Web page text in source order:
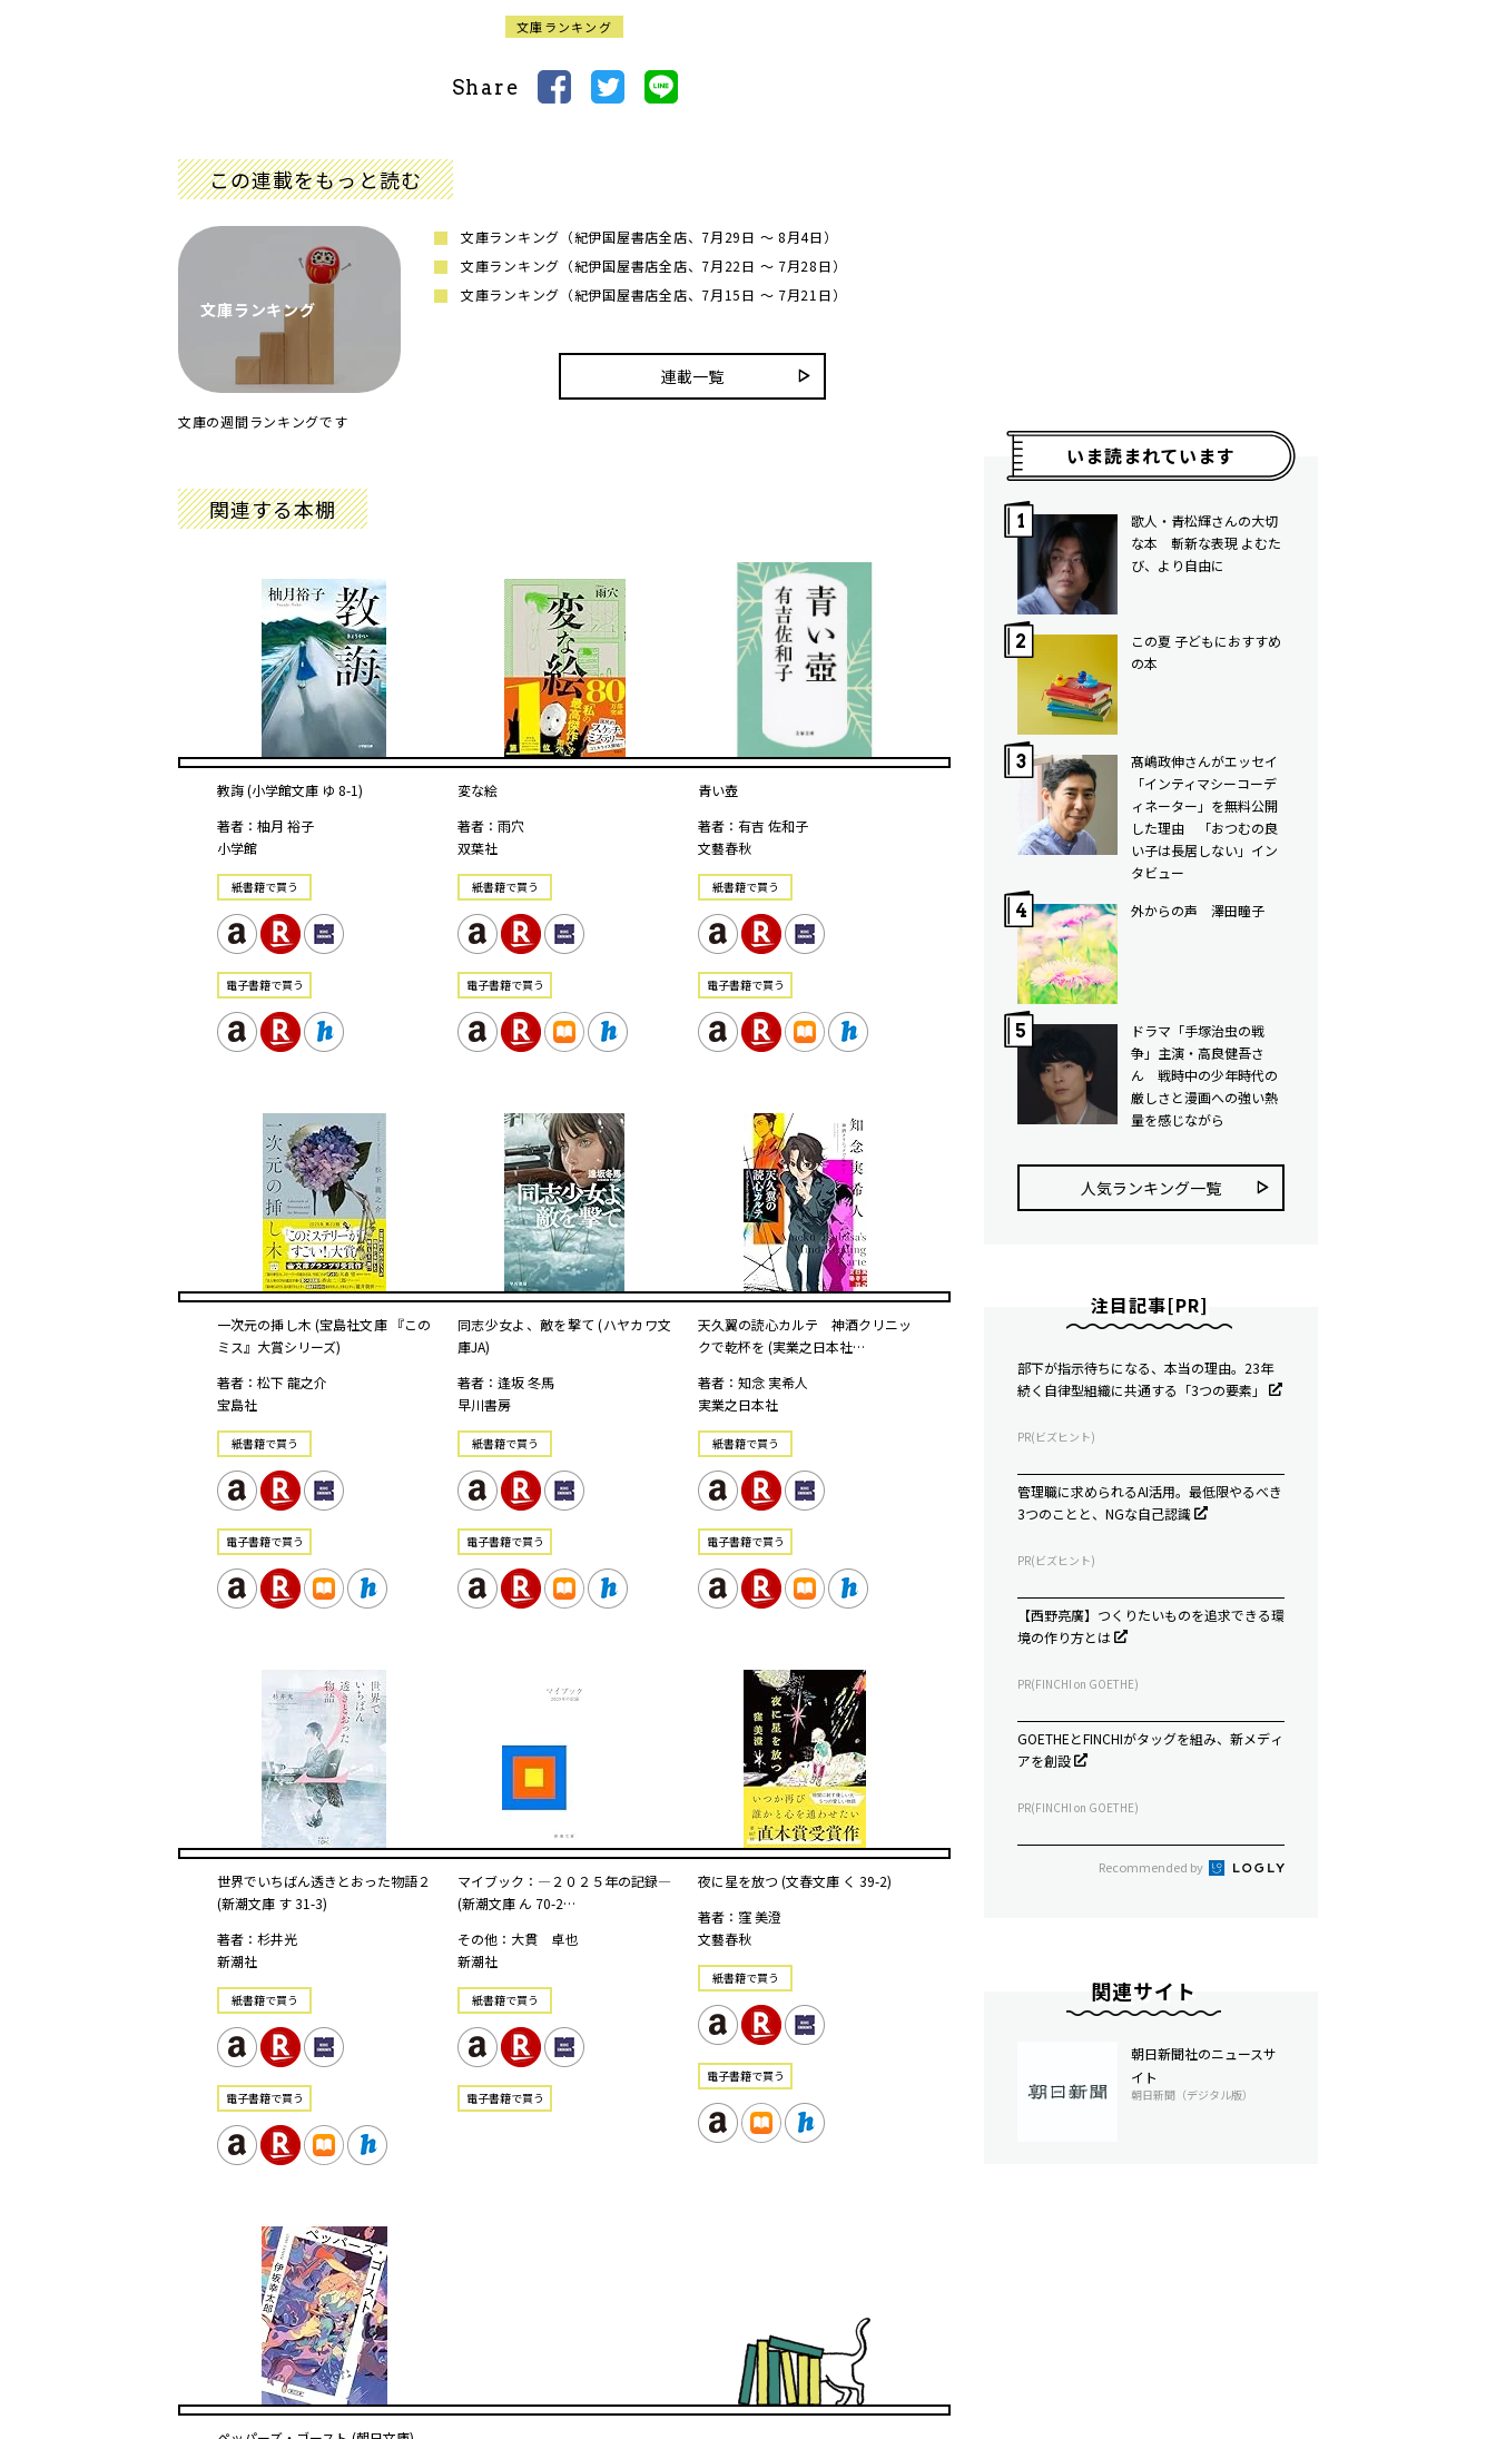
文庫ランキング
Share
この連載をもっと読む
文庫ランキング
文庫の週間ランキングです
文庫ランキング（紀伊国屋書店全店、7月29日 ～ 8月4日）
文庫ランキング（紀伊国屋書店全店、7月22日 ～ 7月28日）
文庫ランキング（紀伊国屋書店全店、7月15日 ～ 7月21日）
連載一覧
関連する本棚
教誨 (小学館文庫 ゆ 8-1)
著者：柚月 裕子
小学館
紙書籍で買う
電⼦書籍で買う
変な絵
著者：雨穴
双葉社
紙書籍で買う
電⼦書籍で買う
青い壺
著者：有吉 佐和子
文藝春秋
紙書籍で買う
電⼦書籍で買う
一次元の挿し木 (宝島社文庫 『この
ミス』大賞シリーズ)
著者：松下 龍之介
宝島社
紙書籍で買う
電⼦書籍で買う
同志少女よ、敵を撃て (ハヤカワ文
庫JA)
著者：逢坂 冬馬
早川書房
紙書籍で買う
電⼦書籍で買う
天久翼の読心カルテ 神酒クリニッ
クで乾杯を (実業之日本社…
著者：知念 実希人
実業之日本社
紙書籍で買う
電⼦書籍で買う
世界でいちばん透きとおった物語２
(新潮文庫 す 31-3)
著者：杉井光
新潮社
紙書籍で買う
電⼦書籍で買う
マイブック：―２０２５年の記録―
(新潮文庫 ん 70-2…
その他：大貫 卓也
新潮社
紙書籍で買う
電⼦書籍で買う
夜に星を放つ (文春文庫 く 39-2)
著者：窪 美澄
文藝春秋
紙書籍で買う
電⼦書籍で買う
いま読まれています
歌人・青松輝さんの大切
な本 斬新な表現 よむた
び、より自由に
この夏 子どもにおすすめ
の本
髙嶋政伸さんがエッセイ
「インティマシーコーデ
ィネーター」を無料公開
した理由 「おつむの良
い子は長居しない」イン
タビュー
外からの声 澤田瞳子
ドラマ「手塚治虫の戦
争」主演・高良健吾さ
ん 戦時中の少年時代の
厳しさと漫画への強い熱
量を感じながら
人気ランキング⼀覧
注目記事[PR]
部下が指示待ちになる、本当の理由。23年
続く自律型組織に共通する「3つの要素」
PR(ビズヒント)
管理職に求められるAI活用。最低限やるべき
3つのことと、NGな自己認識
PR(ビズヒント)
【西野亮廣】つくりたいものを追求できる環
境の作り方とは
PR(FINCHI on GOETHE)
GOETHEとFINCHIがタッグを組み、新メディ
アを創設
PR(FINCHI on GOETHE)
Recommended by
関連サイト
朝日新聞社のニュースサ
イト
朝日新聞（デジタル版）